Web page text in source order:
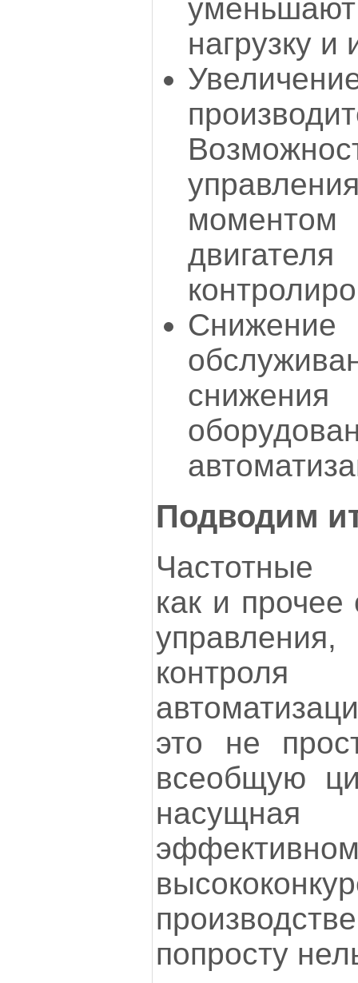
нагрузку и
Подводим
Частотные
как и
это не
всеобщую
насущная
попросту